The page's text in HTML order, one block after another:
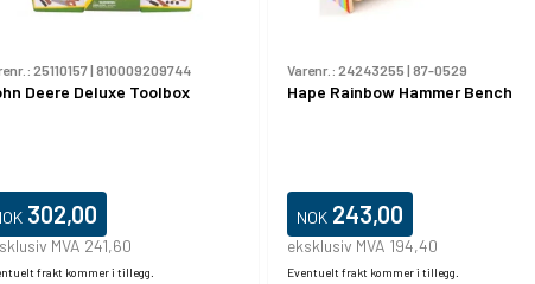
25110157| 810009209744
Deere Deluxe Toolbox
302,00
MVA 241,60
frakt kommer i tillegg.
Varenr.: 24243255 | 87-0529
Hape Rainbow Hammer Bench
NOK 243,00
eksklusiv MVA 194,40
Eventuelt frakt kommer i tillegg.